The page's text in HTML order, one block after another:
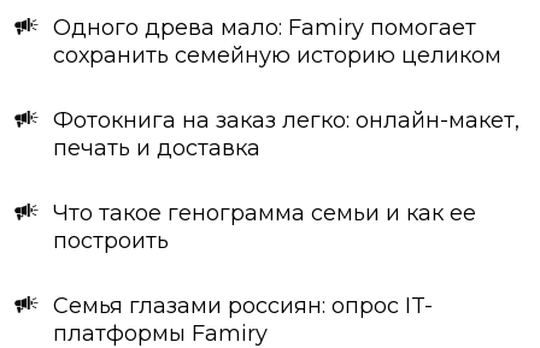
Одного древа мало: Famiry помогает
сохранить семейную историю целиком
Фотокнига на заказ легко: онлайн-макет,
печать и доставка
Что такое генограмма семьи и как ее
построить
Семья глазами россиян: опрос IT-
платформы Famiry